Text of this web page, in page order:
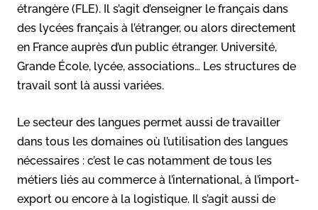
étrangère (FLE). Il s’agit d’enseigner le français dans
des lycées français à l’étranger, ou alors directement
en France auprès d’un public étranger. Université,
Grande École, lycée, associations… Les structures de
travail sont là aussi variées.
Le secteur des langues permet aussi de travailler
dans tous les domaines où l’utilisation des langues
nécessaires : c’est le cas notamment de tous les
métiers liés au commerce à l’international, à l’import-
export ou encore à la logistique. Il s’agit aussi de